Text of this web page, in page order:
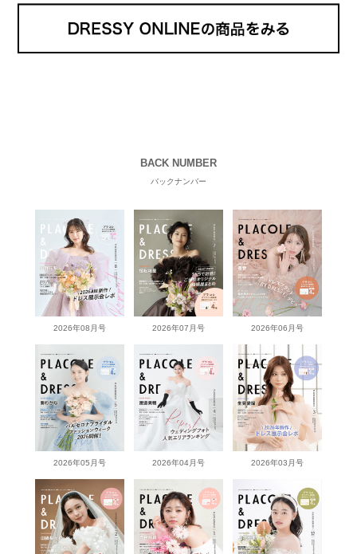
BACK NUMBER
バックナンバー
2026年08月号 2026年07月号 2026年06月号
2026年05月号 2026年04月号 2026年03月号